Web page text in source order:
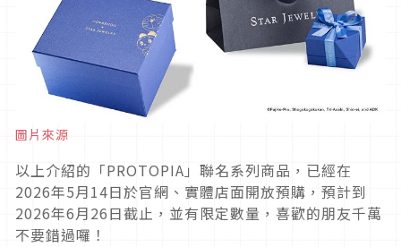
圖片來源
以上介紹的「PROTOPIA」聯名系列商品，已經在
2026年5月14日於官網、實體店面開放預購，預計到
2026年6月26日截止，並有限定數量，喜歡的朋友千萬
不要錯過囉！